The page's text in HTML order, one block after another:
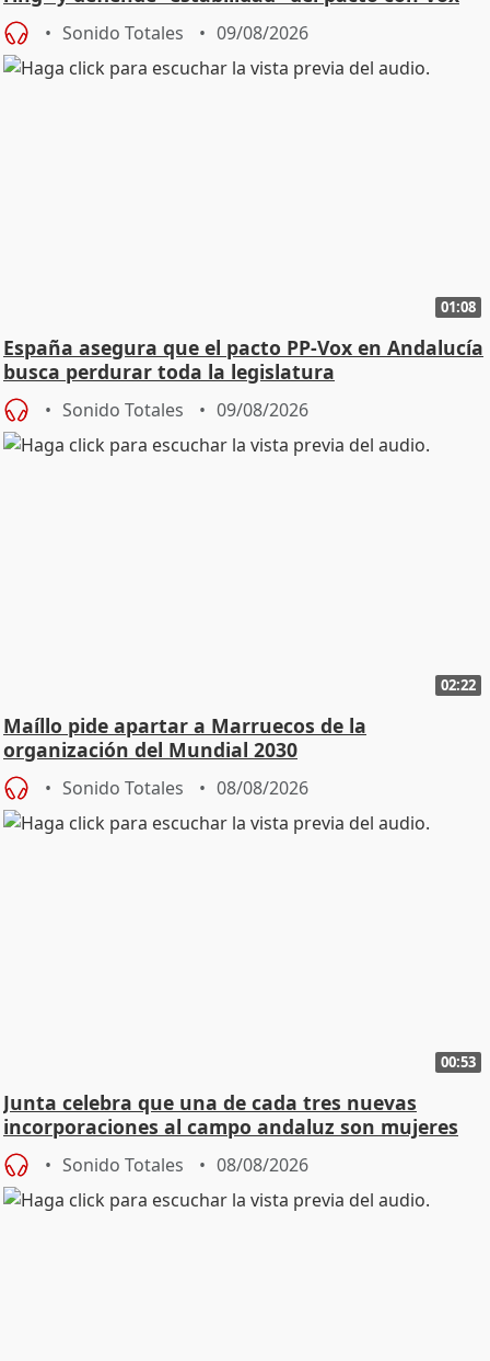
Sonido Totales 09/08/2026
01:08
España asegura que el pacto PP-Vox en Andalucía
busca perdurar toda la legislatura
Sonido Totales 09/08/2026
02:22
Maíllo pide apartar a Marruecos de la
organización del Mundial 2030
Sonido Totales 08/08/2026
00:53
Junta celebra que una de cada tres nuevas
incorporaciones al campo andaluz son mujeres
jóvenes
Sonido Totales 08/08/2026